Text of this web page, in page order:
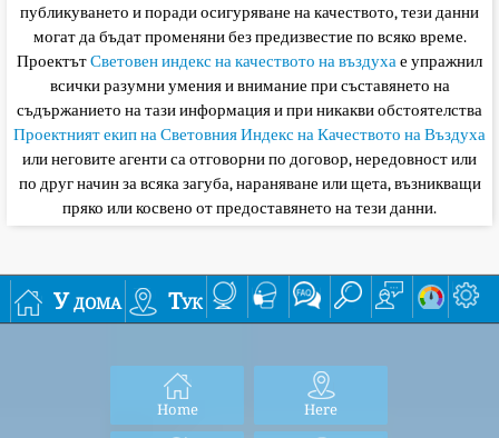
публикуването и поради осигуряване на качеството, тези данни
могат да бъдат променяни без предизвестие по всяко време.
ПроектътСветовен индекс на качеството на въздухае упражнил
всички разумни умения и внимание при съставянето на
съдържанието на тази информация и при никакви обстоятелства
Проектният екип на Световния Индекс на Качеството на Въздуха
или неговите агенти са отговорни по договор, нередовност или
по друг начин за всяка загуба, нараняване или щета, възникващи
пряко или косвено от предоставянето на тези данни.
У дома Тук
Home Here